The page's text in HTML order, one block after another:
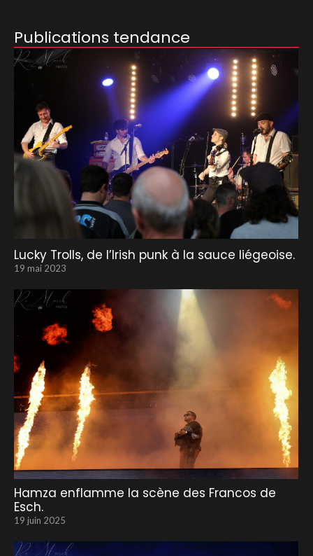
Publications tendance
Lucky Trolls, de l’Irish punk à la sauce liégeoise.
19 mai 2023
Hamza enflamme la scène des Francos de
Esch.
19 juin 2025